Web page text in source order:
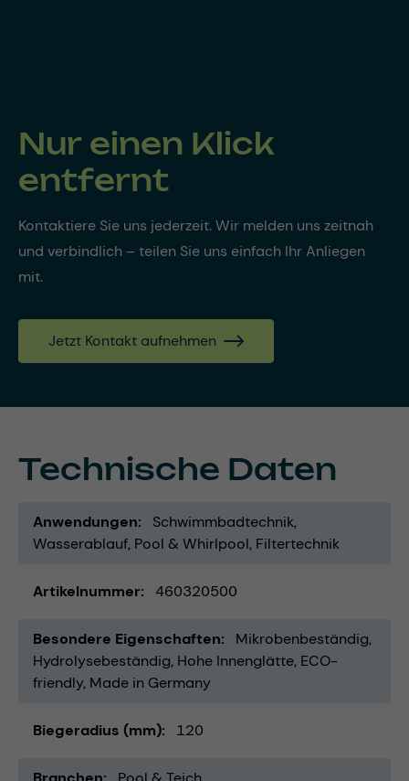
Nur einen Klick
entfernt
Kontaktiere Sie uns jederzeit. Wir melden uns zeitnah
und verbindlich – teilen Sie uns einfach Ihr Anliegen
mit.
Jetzt Kontakt aufnehmen
Technische Daten
Anwendungen
Schwimmbadtechnik
Wasserablauf Pool & Whirlpool Filtertechnik
Artikelnummer 460320500
Besondere Eigenschaften
Mikrobenbeständig
Hydrolysebeständig Hohe Innenglätte ECO-
friendly Made in Germany
Biegeradius (mm) 120